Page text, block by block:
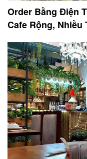
Order Bằng Điện
Cafe Rộng, Nhiều